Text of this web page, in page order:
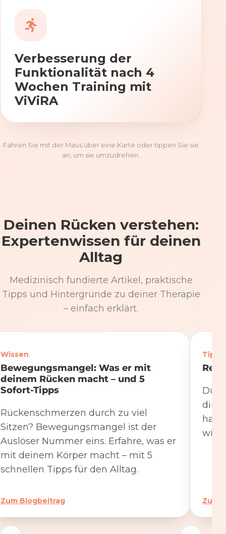
Verbesserung der
Funktionalität nach 4
Wochen Training mit
ViViRA
Beweglichkeit und Koordination nach
Fahren Sie mit der Maus über eine Karte oder tippen Sie sie
an, um sie umzudrehen.
Deinen Rücken verstehen:
Expertenwissen für deinen
Alltag
Medizinisch fundierte Artikel, praktische
Tipps und Hintergründe zu deiner Therapie
– einfach erklärt.
Wissen
Bewegungsmangel: Was er mit
deinem Rücken macht – und 5
Sofort-Tipps
Rückenschmerzen durch zu viel
Sitzen? Bewegungsmangel ist der
Auslöser Nummer eins. Erfahre, was er
mit deinem Körper macht – mit 5
schnellen Tipps für den Alltag.
Zum Blogbeitrag
Tipps
Du
hat.
Zum